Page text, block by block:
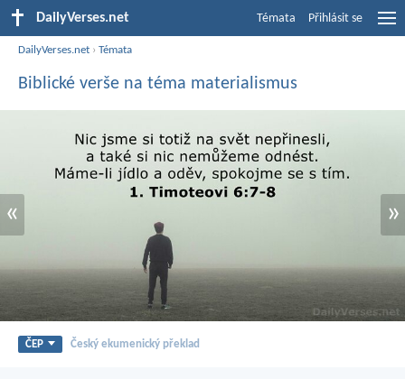
DailyVerses.net Témata Přihlásit se
DailyVerses.net ›Témata
Biblické verše na téma materialismus
« »
ČEP Český ekumenický překlad